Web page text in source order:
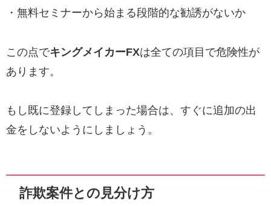
・無料セミナーから始まる段階的な勧誘がないか
この点でキングメイカーFXは全ての項目で危険性が
あります。
もし既に登録してしまった場合は、すぐに追加の出
金をしないようにしましょう。
詐欺案件との見分け方